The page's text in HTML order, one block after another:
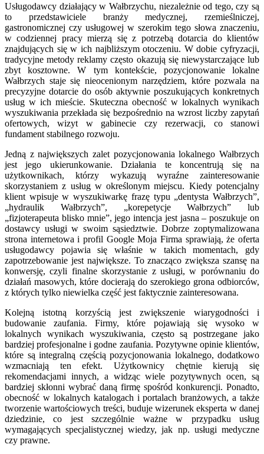
Usługodawcy działający w Wałbrzychu, niezależnie od tego, czy są
to przedstawiciele branży medycznej, rzemieślniczej,
gastronomicznej czy usługowej w szerokim tego słowa znaczeniu,
w codziennej pracy mierzą się z potrzebą dotarcia do klientów
znajdujących się w ich najbliższym otoczeniu. W dobie cyfryzacji,
tradycyjne metody reklamy często okazują się niewystarczające lub
zbyt kosztowne. W tym kontekście, pozycjonowanie lokalne
Wałbrzych staje się nieocenionym narzędziem, które pozwala na
precyzyjne dotarcie do osób aktywnie poszukujących konkretnych
usług w ich mieście. Skuteczna obecność w lokalnych wynikach
wyszukiwania przekłada się bezpośrednio na wzrost liczby zapytań
ofertowych, wizyt w gabinecie czy rezerwacji, co stanowi
fundament stabilnego rozwoju.
Jedną z największych zalet pozycjonowania lokalnego Wałbrzych
jest jego ukierunkowanie. Działania te koncentrują się na
użytkownikach, którzy wykazują wyraźne zainteresowanie
skorzystaniem z usług w określonym miejscu. Kiedy potencjalny
klient wpisuje w wyszukiwarkę frazę typu „dentysta Wałbrzych”,
„hydraulik Wałbrzych”, „korepetycje Wałbrzych” lub
„fizjoterapeuta blisko mnie”, jego intencja jest jasna – poszukuje on
dostawcy usługi w swoim sąsiedztwie. Dobrze zoptymalizowana
strona internetowa i profil Google Moja Firma sprawiają, że oferta
usługodawcy pojawia się właśnie w takich momentach, gdy
zapotrzebowanie jest największe. To znacząco zwiększa szansę na
konwersję, czyli finalne skorzystanie z usługi, w porównaniu do
działań masowych, które docierają do szerokiego grona odbiorców,
z których tylko niewielka część jest faktycznie zainteresowana.
Kolejną istotną korzyścią jest zwiększenie wiarygodności i
budowanie zaufania. Firmy, które pojawiają się wysoko w
lokalnych wynikach wyszukiwania, często są postrzegane jako
bardziej profesjonalne i godne zaufania. Pozytywne opinie klientów,
które są integralną częścią pozycjonowania lokalnego, dodatkowo
wzmacniają ten efekt. Użytkownicy chętnie kierują się
rekomendacjami innych, a widząc wiele pozytywnych ocen, są
bardziej skłonni wybrać daną firmę spośród konkurencji. Ponadto,
obecność w lokalnych katalogach i portalach branżowych, a także
tworzenie wartościowych treści, buduje wizerunek eksperta w danej
dziedzinie, co jest szczególnie ważne w przypadku usług
wymagających specjalistycznej wiedzy, jak np. usługi medyczne
czy prawne.